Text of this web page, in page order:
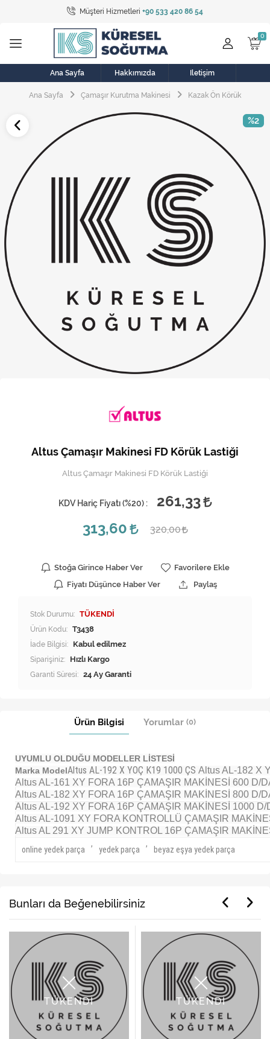
Müşteri Hizmetleri +90 533 420 86 54
Tüm Kategoriler
Bulaşık Makinesi
Buzdolabı
Çamaşır Kurutma Makinesi
Elektrikli Aksamlar
Elektrikli Süpürge
Fan
Fırın, Ocak ve Aspiratör
Klima
Kombi
Musluk
Ana Sayfa Hakkımızda İletişim
Ana Sayfa Çamaşır Kurutma Makinesi Kazak Ön Körük
%2
Altus Çamaşır Makinesi FD Körük Lastiği
Altus Çamaşır Makinesi FD Körük Lastiği
KDV Hariç Fiyatı (%20) :
261,33
313,60
320,00
Stoğa Girince Haber Ver
Favorilere Ekle
Fiyatı Düşünce Haber Ver
Paylaş
Stok Durumu: TÜKENDİ
Ürün Kodu: T3438
İade Bilgisi:
Siparişiniz: Hızlı Kargo
Garanti Süresi: 24 Ay Garanti
Ürün Bilgisi Yorumlar (0)
UYUMLU OLDUĞU MODELLER LİSTESİ
Marka ModelAltus AL-192 X YOÇ K19 1000 ÇS Altus AL-182 X
Altus AL-161 XY FORA 16P ÇAMAŞIR MAKİNESİ 600 D/D
Altus AL-182 XY FORA 16P ÇAMAŞIR MAKİNESİ 800 D/D
Altus AL-192 XY FORA 16P ÇAMAŞIR MAKİNESİ 1000 D/
Altus AL-1091 XY FORA KONTROLLÜ ÇAMAŞIR
Altus AL 291 XY JUMP KONTROL 16P ÇAMAŞIR
online yedek parça
,
yedek parça
,
beyaz eşya yedek parça
Bunları da Beğenebilirsiniz
TÜKENDİ TÜKENDİ